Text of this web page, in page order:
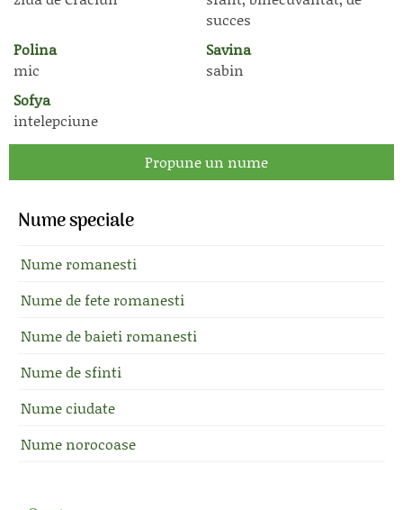
succes
Polina
mic
Savina
sabin
Sofya
intelepciune
Propune un nume
Nume speciale
Nume romanesti
Nume de fete romanesti
Nume de baieti romanesti
Nume de sfinti
Nume ciudate
Nume norocoase